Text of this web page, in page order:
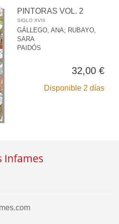
PINTORAS VOL. 2
SIGLO XVIII
GÁLLEGO, ANA; RUBAYO,
SARA
PAIDÓS
32,00 €
Disponible 2 días
Infames